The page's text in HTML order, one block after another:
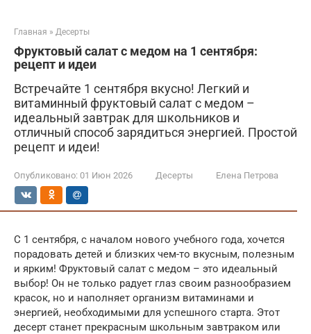
Главная » Десерты
Фруктовый салат с медом на 1 сентября:
рецепт и идеи
Встречайте 1 сентября вкусно! Легкий и
витаминный фруктовый салат с медом –
идеальный завтрак для школьников и
отличный способ зарядиться энергией. Простой
рецепт и идеи!
Опубликовано: 01 Июн 2026 Десерты Елена Петрова
С 1 сентября, с началом нового учебного года, хочется
порадовать детей и близких чем-то вкусным, полезным
и ярким! Фруктовый салат с медом – это идеальный
выбор! Он не только радует глаз своим разнообразием
красок, но и наполняет организм витаминами и
энергией, необходимыми для успешного старта. Этот
десерт станет прекрасным школьным завтраком или